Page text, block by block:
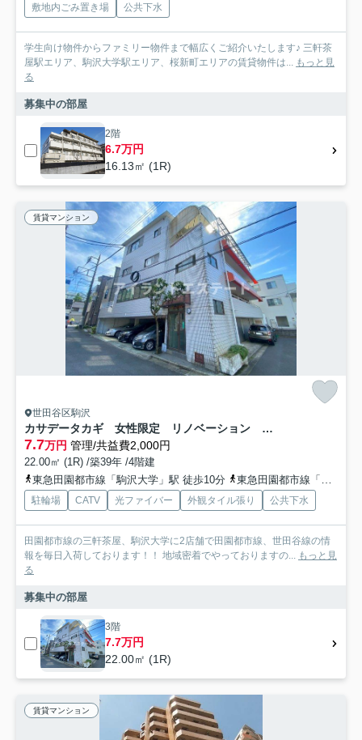
敷地内ごみ置き場
公共下水
学生向け物件からファミリー物件まで幅広くご紹介いたします♪ 三軒茶
屋駅エリア、駒沢大学駅エリア、桜新町エリアの賃貸物件は... もっと見
る
募集中の部屋
2階
6.7万円
16.13㎡ (1R)
賃貸マンション
世田谷区駒沢
カサデータカギ 女性限定 リノベーション バストイレ別
7.7万円 管理/共益費2,000円
22.00㎡ (1R) /築39年 /4階建
東急田園都市線「駒沢大学」駅 徒歩10分
東急田園都市線「桜新町」駅 徒歩8分
駐輪場 CATV 光ファイバー 外観タイル張り 公共下水
田園都市線の三軒茶屋、駒沢大学に2店舗で田園都市線、世田谷線の情
報を毎日入荷しております！！ 地域密着でやっておりますの... もっと見
る
募集中の部屋
3階
7.7万円
22.00㎡ (1R)
賃貸マンション